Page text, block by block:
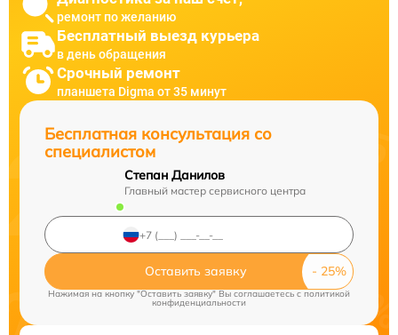
ремонт по желанию
Бесплатный выезд курьера
в день обращения
Срочный ремонт
планшета Digma от 35 минут
Бесплатная консультация со
специалистом
Степан Данилов
Главный мастер сервисного центра
Оставить заявку
Нажимая на кнопку "Оставить заявку" Вы соглашаетесь c политикой
конфиденциальности